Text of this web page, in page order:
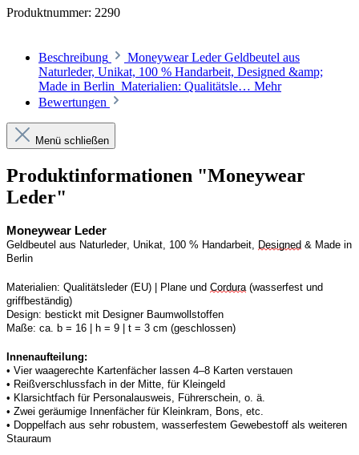
Produktnummer: 2290
Beschreibung
Moneywear Leder Geldbeutel aus
Naturleder, Unikat, 100 % Handarbeit, Designed &amp;
Made in Berlin Materialien: Qualitätsle… Mehr
Bewertungen
Menü schließen
Produktinformationen "Moneywear
Leder"
Moneywear Leder
Geldbeutel aus Naturleder, Unikat, 100 % Handarbeit, Designed & Made in
Berlin
Materialien: Qualitätsleder (EU) | Plane und Cordura (wasserfest und
griffbeständig)
Design: bestickt mit Designer Baumwollstoffen
Maße: ca. b = 16 | h = 9 | t = 3 cm (geschlossen)
Innenaufteilung:
• Vier waagerechte Kartenfächer lassen 4–8 Karten verstauen
• Reißverschlussfach in der Mitte, für Kleingeld
• Klarsichtfach für Personalausweis, Führerschein, o. ä.
• Zwei geräumige Innenfächer für Kleinkram, Bons, etc.
• Doppelfach aus sehr robustem, wasserfestem Gewebestoff als weiteren
Stauraum